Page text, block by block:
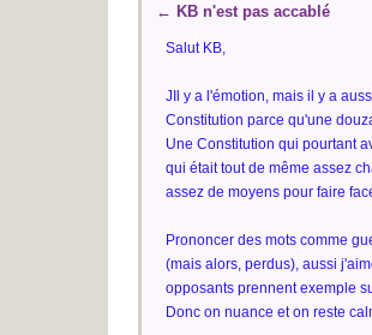
← KB n'est pas accablé
Salut KB,
JIl y a l'émotion, mais il y a
Constitution parce qu'une
Une Constitution qui pourtant
qui était tout de même assez
assez de moyens pour faire
Prononcer des mots comme
(mais alors, perdus), aussi
opposants prennent exemple
Donc on nuance et on reste